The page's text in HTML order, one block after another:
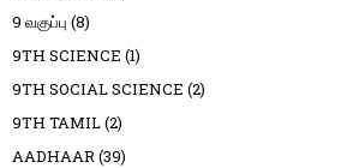
9 வகுப்பு (8)
9TH SCIENCE (1)
9TH SOCIAL SCIENCE (2)
9TH TAMIL(2)
AADHAAR(39)